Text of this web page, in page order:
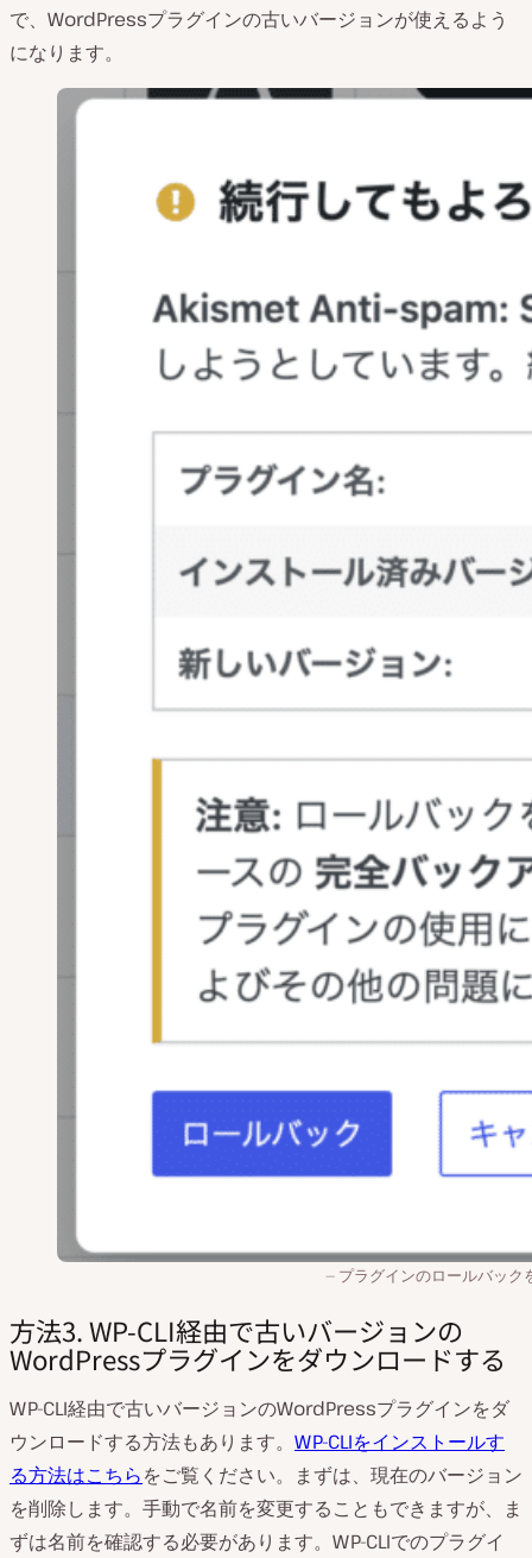
で、WordPressプラグインの古いバージョンが使えるよう
になります。
プラグインのロールバック
方法3. WP-CLI経由で古いバージョンの
WordPressプラグインをダウンロードする
WP-CLI経由で古いバージョンのWordPressプラグインをダ
ウンロードする方法もあります。 WP-CLIをインストールす
る方法はこちらをご覧ください。まずは、現在のバージョン
を削除します。手動で名前を変更することもできますが、ま
ずは名前を確認する必要があります。WP-CLIでのプラグイ